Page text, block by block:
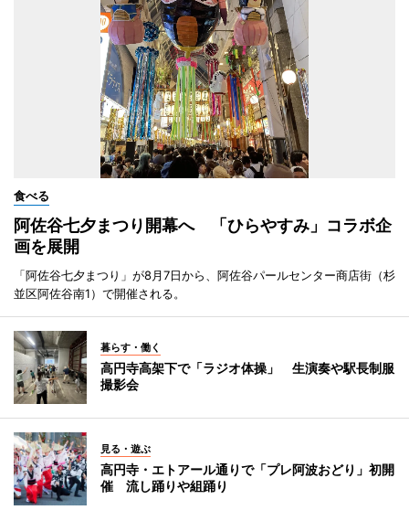
食べる
阿佐谷七夕まつり開幕へ 「ひらやすみ」コラボ企
画を展開
「阿佐谷七夕まつり」が8月7日から、阿佐谷パールセンター商店街（杉
並区阿佐谷南1）で開催される。
暮らす・働く
高円寺高架下で「ラジオ体操」 生演奏や駅長制服
撮影会
見る・遊ぶ
高円寺・エトアール通りで「プレ阿波おどり」初開
催 流し踊りや組踊り